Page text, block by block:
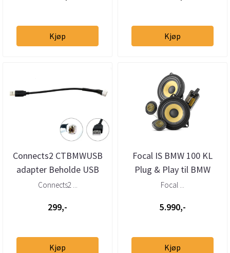
Kjøp Kjøp
Connects2 CTBMWUSB
adapter Beholde USB
BMW, Mini (2009–>)
Connects2 ...
299,-
Kjøp
Focal IS BMW 100 KL
Plug & Play til BMW
Focal ...
5.990,-
Kjøp